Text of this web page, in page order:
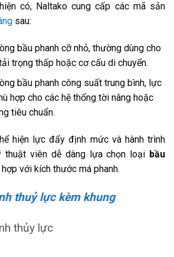
có, Naltako cung cấp các mã sản
sau:
bầu phanh cỡ nhỏ, thường dùng cho
trọng thấp hoặc cơ cấu di chuyển.
bầu phanh công suất trung bình, lực
hợp cho các hệ thống tời nâng hoặc
tiêu chuẩn.
hiện lực đẩy định mức và hành trình
thuật viên dễ dàng lựa chọn loại bầu
hợp với kích thước má phanh.
thuỷ lực kèm khung
thủy lực